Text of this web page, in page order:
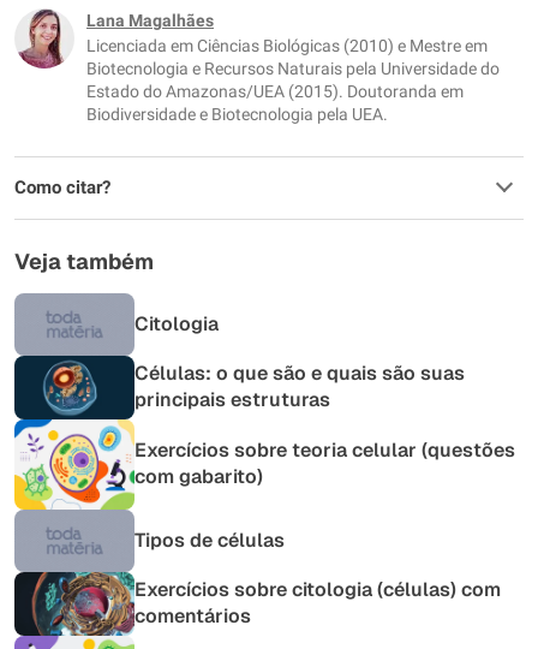
Este conteúdo não tem a informação que procuro
Outro
Lana Magalhães
Licenciada em Ciências Biológicas (2010) e Mestre em
Biotecnologia e Recursos Naturais pela Universidade do
Estado do Amazonas/UEA (2015). Doutoranda em
Biodiversidade e Biotecnologia pela UEA.
Como citar?
Veja também
Citologia
Células: o que são e quais são suas
principais estruturas
Exercícios sobre teoria celular (questões
com gabarito)
Tipos de células
Exercícios sobre citologia (células) com
comentários